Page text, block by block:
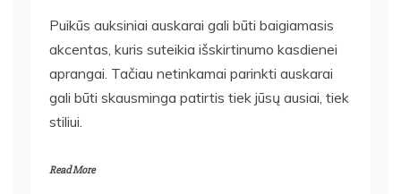
Puikūs auksiniai auskarai gali būti baigiamasis
akcentas, kuris suteikia išskirtinumo kasdienei
aprangai. Tačiau netinkamai parinkti auskarai
gali būti skausminga patirtis tiek jūsų ausiai, tiek
stiliui.